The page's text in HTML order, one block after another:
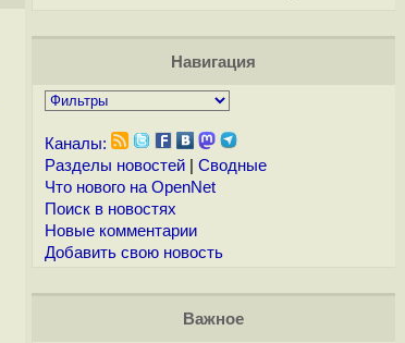
Навигация
Каналы:
Разделы новостей| Сводные
Что нового на OpenNet
Поиск в новостях
Новые комментарии
Добавить свою новость
Важное